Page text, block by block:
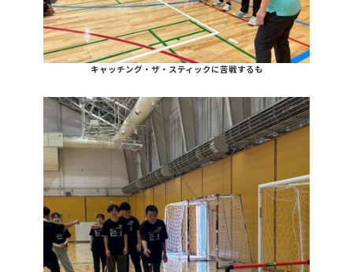
キャッチング・ザ・スティックに苦戦するも